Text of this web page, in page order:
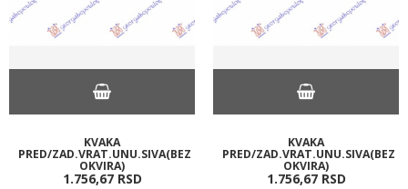
KVAKA
PRED/ZAD.VRAT.UNU.SIVA(BEZ
OKVIRA)
1.756,67 RSD
KVAKA
PRED/ZAD.VRAT.UNU.SIVA(BEZ
OKVIRA)
1.756,67 RSD